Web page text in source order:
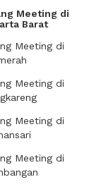
Meeting di
Barat
Meeting di
Meeting di
Meeting di
Meeting di